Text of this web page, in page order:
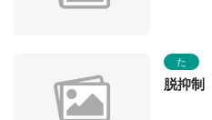
た
脱抑制